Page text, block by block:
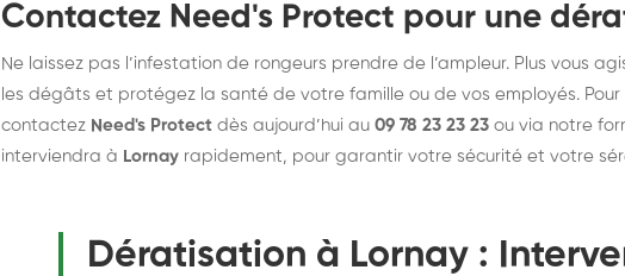
Contactez Need's Protect pour une
Ne laissez pas l’infestation de rongeurs prendre de l’ampleur. Plus vous
les dégâts et protégez la santé de votre famille ou de vos employés.
contactez Need's Protect dès aujourd’hui au 09 78 23 23 23 ou via notre
interviendra à Lornay rapidement, pour garantir votre sécurité et votre
Dératisation à Lornay :